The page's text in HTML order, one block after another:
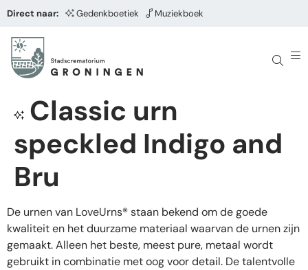
Direct naar: Gedenkboetiek Muziekboek
Classic urn
speckled Indigo and
Bru
De urnen van LoveUrns® staan bekend om de goede
kwaliteit en het duurzame materiaal waarvan de urnen zijn
gemaakt. Alleen het beste, meest pure, metaal wordt
gebruikt in combinatie met oog voor detail. De talentvolle